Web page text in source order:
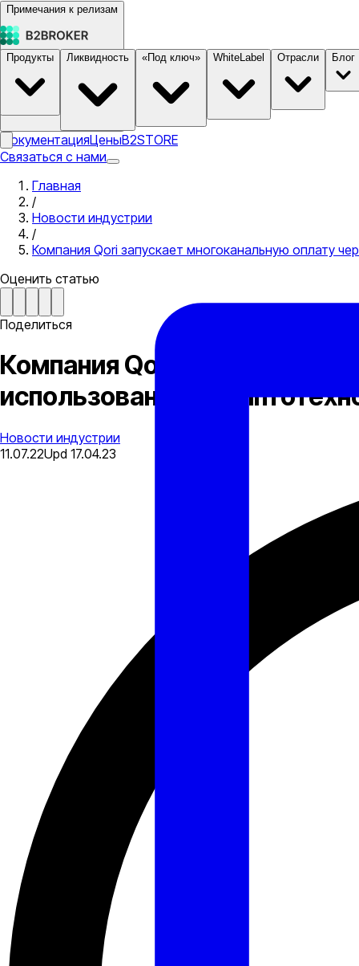
Примечания к релизам
ДокументацияЦеныB2STORE
Продукты Ликвидность «Под ключ» WhiteLabel Отрасли Блог
Связаться с нами
Главная
/
Новости индустрии
/
Компания Qori запускает многоканальную оплату
Оценить статью
Поделиться
Компания Qori запускает
использованием
Новости индустрии
11.07.22Upd 17.04.23